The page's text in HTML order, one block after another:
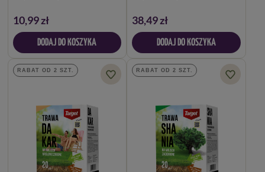
10,99 zł
DODAJ DO KOSZYKA
38,49 zł
DODAJ DO KOSZYKA
RABAT OD 2 SZT. RABAT OD 2 SZT.